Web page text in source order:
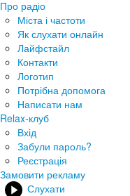
Про радіо
Міста і частоти
Як слухати онлайн
Лайфстайл
Контакти
Логотип
Потрібна допомога
Написати нам
Relax-клуб
Вхід
Забули пароль?
Реєстрація
Замовити рекламу
Слухати